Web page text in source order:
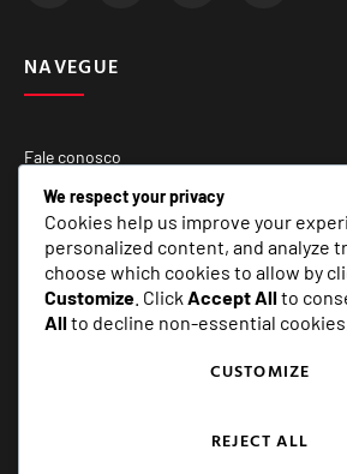
NAVEGUE
Fale conosco
Quem Somos
Matérias Especiais
SERVIÇOS
We respect your privacy
Cookies help us improve your
personalized content, and analyze
choose which cookies to allow by
Customize . Click Accept Allto
Allto decline non-essential cookies.
CUSTOMIZE
REJECT ALL